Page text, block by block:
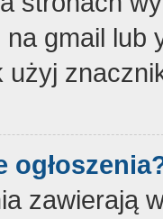
gmail lub
zawierają